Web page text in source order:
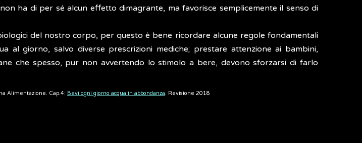
ha di per sé alcun effetto dimagrante, ma favorisce semplicemente il senso di
del nostro corpo, per questo è bene ricordare alcune regole fondamentali
giorno, salvo diverse prescrizioni mediche; prestare attenzione ai bambini,
che spesso, pur non avvertendo lo stimolo a bere, devono sforzarsi di farlo
Alimentazione. Cap.4: Bevi ogni giorno acqua in abbondanza. Revisione 2018